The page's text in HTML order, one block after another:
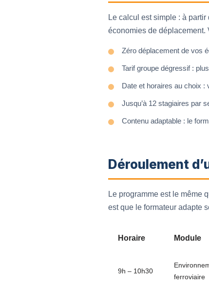
Le calcul est simple : à
économies de déplacement.
Zéro déplacement de vos
Tarif groupe dégressif :
Date et horaires au choix :
Jusqu’à 12 stagiaires par
Contenu adaptable : le
Déroulement
Le programme est le même
est que le formateur adapte
Horaire Module
9h – 10h30
ferroviaire